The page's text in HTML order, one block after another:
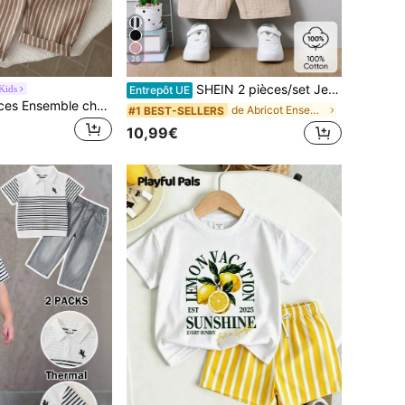
LMoss Kids 2 pièces Ensemble chemise décontractée en couleur unie et pantalon rayé pour jeune garçon
26
Entrepôt UE SHEIN 2 pièces/set Jeune garçon Chemise à manches courtes raglan en coton simple et casual, et shorts, convient pour la vie quotidienne, l'école, la sortie, l'escapade, les vacances, les voyages, la détente, l'bronzage, le printemps/été
#1 BEST-SELLERS de Abricot Ensembles pour jeunes garçons
10,99€